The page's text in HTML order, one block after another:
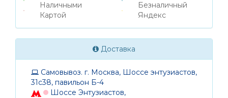
Наличными
Картой
Безналичный
Яндекс
Доставка
Самовывоз. г. Москва, Шоссе энтузиастов,
31с38, павильон Б-4
Шоссе Энтузиастов,